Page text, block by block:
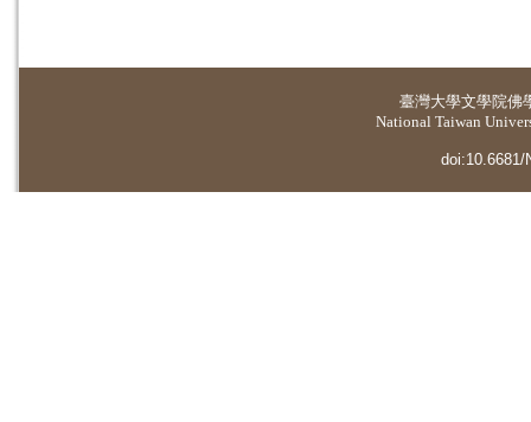
臺灣大學文學院佛
National Taiwan
doi:10.6681/